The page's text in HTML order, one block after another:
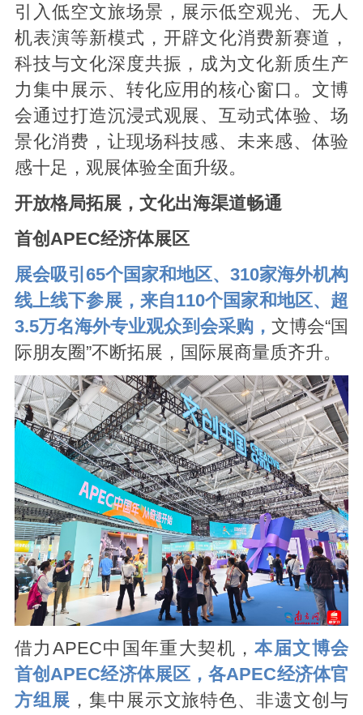
引入低空文旅场景，展示低空观光、无人
机表演等新模式，开辟文化消费新赛道，
科技与文化深度共振，成为文化新质生产
力集中展示、转化应用的核心窗口。文博
会通过打造沉浸式观展、互动式体验、场
景化消费，让现场科技感、未来感、体验
感十足，观展体验全面升级。
开放格局拓展，文化出海渠道畅通
首创APEC经济体展区
展会吸引65个国家和地区、310家海外机构
线上线下参展，来自110个国家和地区、超
3.5万名海外专业观众到会采购， 文博会“国
际朋友圈”不断拓展，国际展商量质齐升。
借力APEC中国年重大契机，本届文博会
首创APEC经济体展区，各APEC经济体官
方组展 ，集中展示文旅特色、非遗文创与